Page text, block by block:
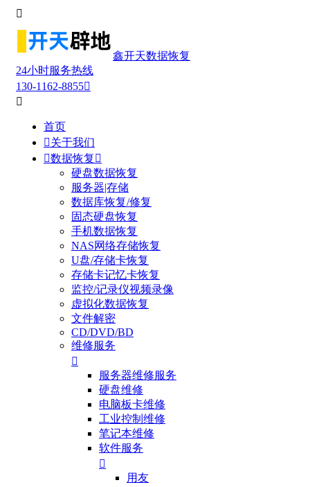

鑫开天数据恢复
24小时服务热线
130-1162-8855

首页
关于我们
数据恢复 
硬盘数据恢复
服务器|存储
数据库恢复/修复
固态硬盘恢复
手机数据恢复
NAS网络存储恢复
U盘/存储卡恢复
存储卡记忆卡恢复
监控/记录仪视频录像
虚拟化数据恢复
文件解密
CD/DVD/BD
维修服务

服务器维修服务
硬盘维修
电脑板卡维修
工业控制维修
笔记本维修
软件服务

用友